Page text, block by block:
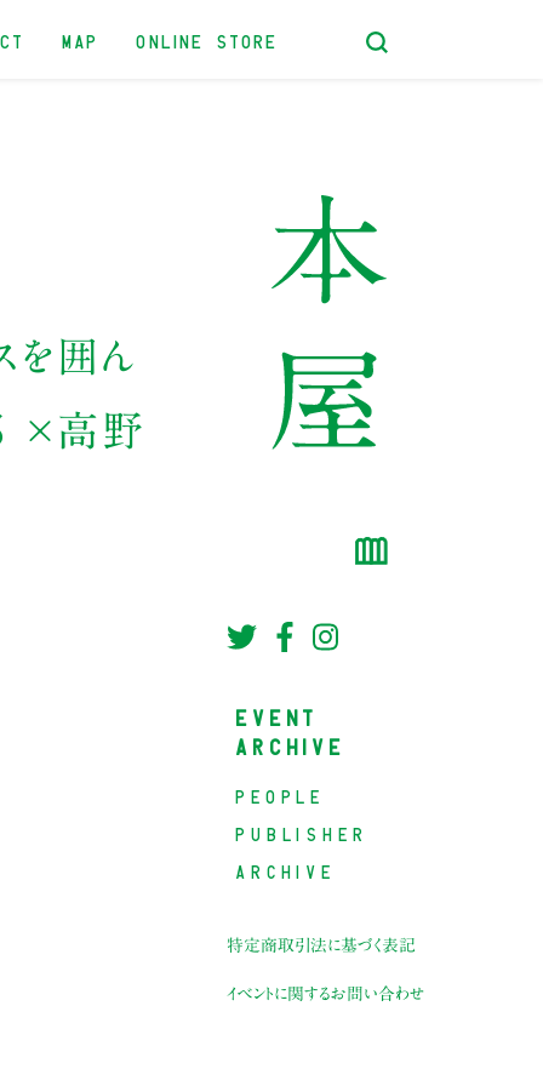
MAP ONLINE STORE
を囲ん
×高野
EVENT
ARCHIVE
PEOPLE
PUBLISHER
ARCHIVE
特定商取引法に基づく表記
イベントに関するお問い合わせ